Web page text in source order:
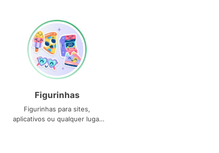
Figurinhas
Figurinhas para sites,
aplicativos ou qualquer lugar